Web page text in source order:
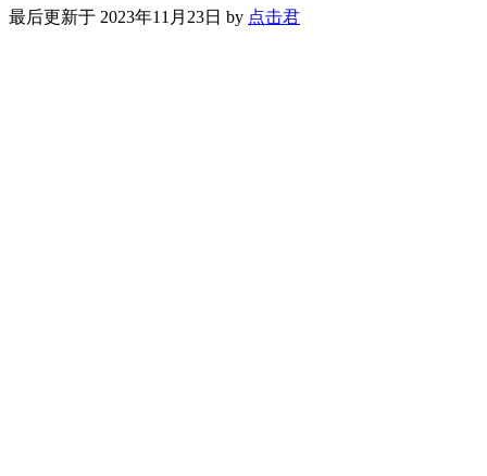
最后更新于 2023年11月23日 by 点击君